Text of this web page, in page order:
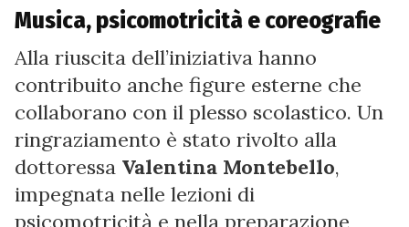
Musica, psicomotricità e coreografie
Alla riuscita dell’iniziativa hanno
contribuito anche figure esterne che
collaborano con il plesso scolastico. Un
ringraziamento è stato rivolto alla
dottoressa Valentina Montebello,
impegnata nelle lezioni di
psicomotricità e nella preparazione